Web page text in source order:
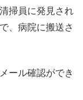
掃員に発見され
、病院に搬送さ
ール確認ができ